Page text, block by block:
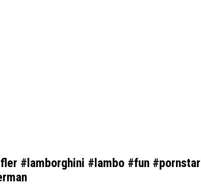
#lamborghini #lambo #fun